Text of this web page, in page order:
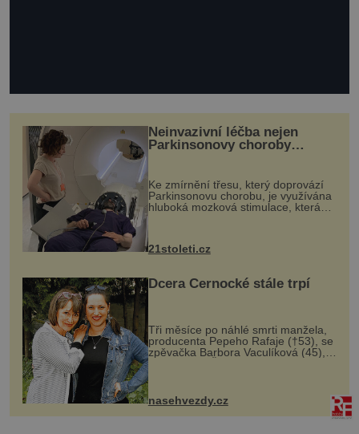
Neinvazivní léčba nejen
Parkinsonovy choroby
Ke zmírnění třesu, který doprovází
Parkinsonovu chorobu, je využívána
hluboká mozková stimulace, která
však vyžaduje vysoce invazivní
k dostatečně přesnému zacílení ...
21stoleti.cz
Dcera Černocké stále trpí
Tři měsíce po náhlé smrti manžela,
producenta Pepeho Rafaje (†53), se
zpěvačka Barbora Vaculíková (45),
dcera Petry Černocké (75), poprvé
ozvala veřejnosti. Na sociální síti
sdílela, že se snaží fung...
nasehvezdy.cz